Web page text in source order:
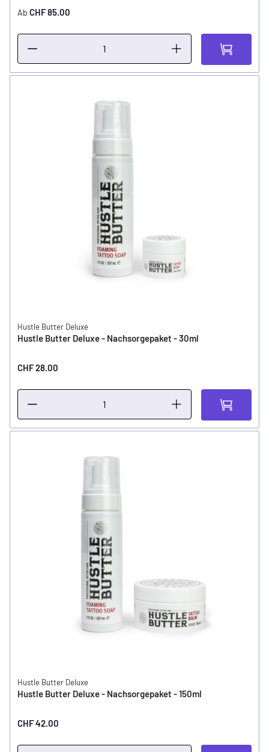
Ab CHF 85.00
Hustle Butter Deluxe
Hustle Butter Deluxe - Nachsorgepaket - 30ml
CHF 28.00
Hustle Butter Deluxe
Hustle Butter Deluxe - Nachsorgepaket - 150ml
CHF 42.00